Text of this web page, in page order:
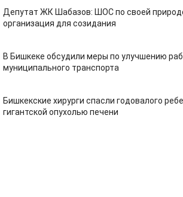
Депутат ЖК Шабазов: ШОС по своей
организация для созидания
В Бишкеке обсудили меры по улучшению
муниципального транспорта
Бишкекские хирурги спасли годовалого
гигантской опухолью печени